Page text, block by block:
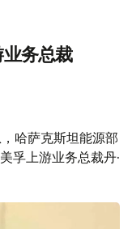
务总裁
哈萨克斯坦能源部
孚上游业务总裁丹·